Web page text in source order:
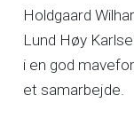
Holdgaard
Lund Høy
i en god
et samarbejde.